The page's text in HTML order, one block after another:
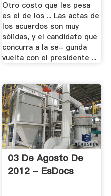
Otro costo que les pesa
es el de los ... Las actas de
los acuerdos son muy
sólidas, y el candidato que
concurra a la se- gunda
vuelta con el presidente ...
03 De Agosto De
2012 - EsDocs